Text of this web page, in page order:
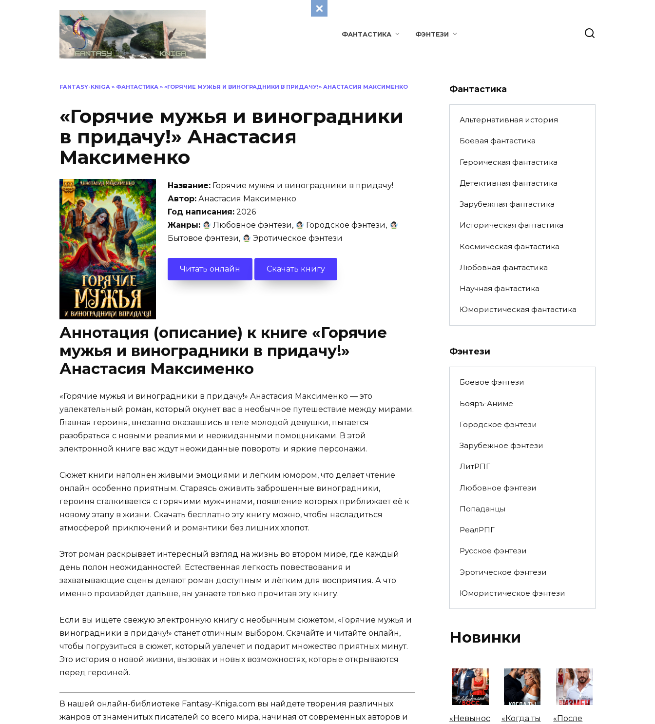
ФАНТАСТИКА ФЭНТЕЗИ
FANTASY-KNIGA » ФАНТАСТИКА » «ГОРЯЧИЕ МУЖЬЯ И ВИНОГРАДНИКИ В ПРИДАЧУ!» АНАСТАСИЯ МАКСИМЕНКО
«Горячие мужья и виноградники
в придачу!» Анастасия
Максименко
Название: Горячие мужья и виноградники в придачу!
Автор: Анастасия Максименко
Год написания: 2026
Жанры:
Любовное фэнтези,
Городское фэнтези,
Бытовое фэнтези,
Эротическое фэнтези
Читать онлайн Скачать книгу
Аннотация (описание) к книге «Горячие
мужья и виноградники в придачу!»
Анастасия Максименко
«Горячие мужья и виноградники в придачу!» Анастасия Максименко — это
увлекательный роман, который окунет вас в необычное путешествие между мирами.
Главная героиня, внезапно оказавшись в теле молодой девушки, пытается
разобраться с новыми реалиями и неожиданными помощниками. В этой
электронной книге вас ждут неожиданные повороты и яркие персонажи.
Сюжет книги наполнен живыми эмоциями и легким юмором, что делает чтение
онлайн особенно приятным. Стараясь оживить заброшенные виноградники,
героиня сталкивается с горячими мужчинами, появление которых приближает её к
новому этапу в жизни. Скачать бесплатно эту книгу можно, чтобы насладиться
атмосферой приключений и романтики без лишних хлопот.
Этот роман раскрывает интересный взгляд на жизнь во втором мире, где каждый
день полон неожиданностей. Естественная легкость повествования и
захватывающие сцены делают роман доступным и лёгким для восприятия. А что
именно произойдет дальше, вы узнаете только прочитав эту книгу.
Если вы ищете свежую электронную книгу с необычным сюжетом, «Горячие мужья и
виноградники в придачу!» станет отличным выбором. Скачайте и читайте онлайн,
чтобы погрузиться в сюжет, который увлечет и подарит множество приятных минут.
Это история о новой жизни, вызовах и новых возможностях, которые открываются
перед героиней.
В нашей онлайн-библиотеке Fantasy-Kniga.com вы найдете творения различных
жанров от знаменитых писателей со всего мира, начиная от современных авторов и
Фантастика
Альтернативная история
Боевая фантастика
Героическая фантастика
Детективная фантастика
Зарубежная фантастика
Историческая фантастика
Космическая фантастика
Любовная фантастика
Научная фантастика
Юмористическая фантастика
Фэнтези
Боевое фэнтези
Бояръ-Аниме
Городское фэнтези
Зарубежное фэнтези
ЛитРПГ
Любовное фэнтези
Попаданцы
РеалРПГ
Русское фэнтези
Эротическое фэнтези
Юмористическое фэнтези
Новинки
«Невынос
«Когда ты
«После